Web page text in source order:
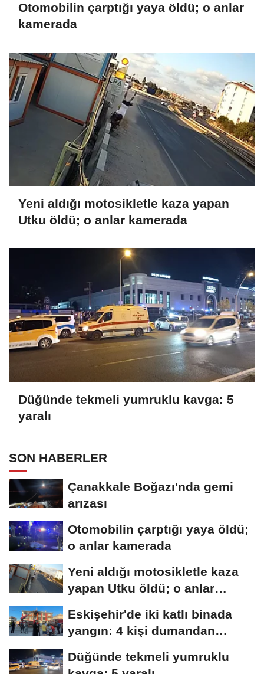
Otomobilin çarptığı yaya öldü; o anlar
kamerada
Yeni aldığı motosikletle kaza yapan
Utku öldü; o anlar kamerada
Düğünde tekmeli yumruklu kavga: 5
yaralı
SON HABERLER
Çanakkale Boğazı'nda gemi
arızası
Otomobilin çarptığı yaya öldü;
o anlar kamerada
Yeni aldığı motosikletle kaza
yapan Utku öldü; o anlar
Eskişehir'de iki katlı binada
yangın: 4 kişi dumandan
Düğünde tekmeli yumruklu